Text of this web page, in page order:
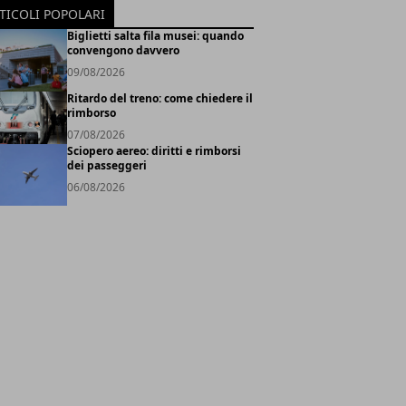
POPOLARI
Biglietti salta fila musei: quando
convengono davvero
09/08/2026
Ritardo del treno: come chiedere il
rimborso
07/08/2026
Sciopero aereo: diritti e rimborsi
dei passeggeri
06/08/2026